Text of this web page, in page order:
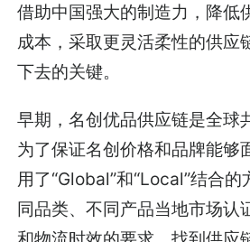
借助中国强大的制造力，降低
成本，采取更灵活柔性的供应
下去的关键。
早期，名创优品供应链是全球
为了保证名创价格和品牌能够
用了“Global”和“Local”结合
同品类、不同产品当地市场认